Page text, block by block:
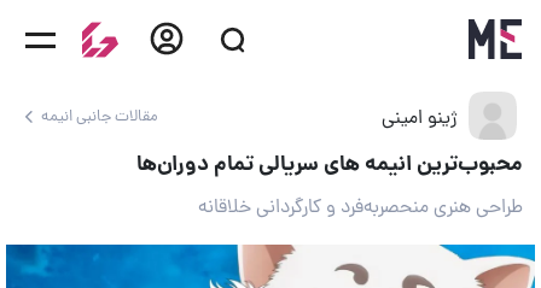
ژینو امینی مقالات جانبی انیمه
محبوب‌ترین انیمه های سریالی تمام دوران‌ها
طراحی هنری منحصربه‌فرد و کارگردانی خلاقانه